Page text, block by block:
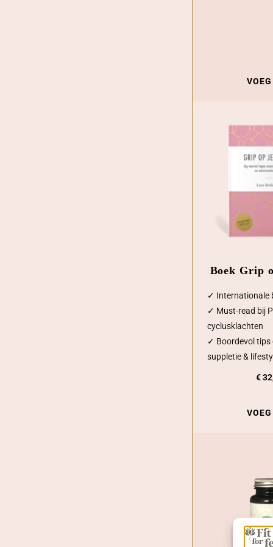
a
Boek Grip
✓ Internationale
✓ Must-read bij
cyclusklachten
✓ Boordevol tips
suppletie &
€